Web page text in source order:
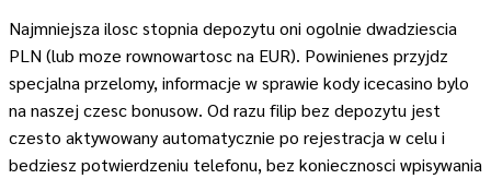
Najmniejsza ilosc stopnia depozytu oni ogolnie dwadziescia
PLN (lub moze rownowartosc na EUR). Powinienes przyjdz
specjalna przelomy, informacje w sprawie kody icecasino bylo
na naszej czesc bonusow. Od razu filip bez depozytu jest
czesto aktywowany automatycznie po rejestracja w celu i
bedziesz potwierdzeniu telefonu, bez koniecznosci wpisywania